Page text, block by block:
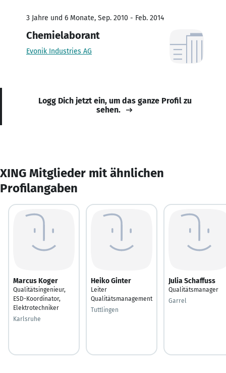
3 Jahre und 6 Monate, Sep. 2010 - Feb. 2014
Chemielaborant
Evonik Industries AG
Logg Dich jetzt ein, um das ganze Profil zu
sehen.
XING Mitglieder mit ähnlichen
Profilangaben
Marcus Koger
Qualitätsingenieur,
ESD-Koordinator,
Elektrotechniker
Karlsruhe
Heiko Ginter
Leiter
Qualitätsmanagement
Tuttlingen
Julia Schaffuss
Qualitätsmanager
Garrel